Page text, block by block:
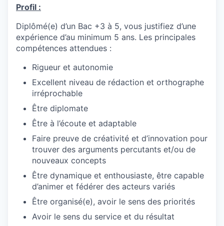
Profil :
Diplômé(e) d’un Bac +3 à 5, vous justifiez d’une
expérience d’au minimum 5 ans. Les principales
compétences attendues :
Rigueur et autonomie
Excellent niveau de rédaction et orthographe
irréprochable
Être diplomate
Être à l’écoute et adaptable
Faire preuve de créativité et d’innovation pour
trouver des arguments percutants et/ou de
nouveaux concepts
Être dynamique et enthousiaste, être capable
d’animer et fédérer des acteurs variés
Être organisé(e), avoir le sens des priorités
Avoir le sens du service et du résultat